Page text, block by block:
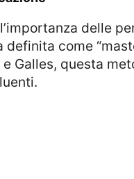
come
Galles, questa